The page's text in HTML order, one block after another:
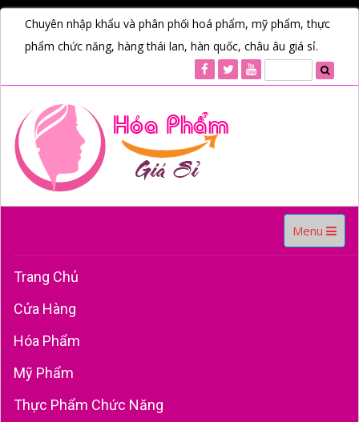
Chuyên nhập khẩu và phân phối hoá phẩm, mỹ phẩm, thực
phẩm chức năng, hàng thái lan, hàn quốc, châu âu giá sỉ.
Toggle
navigation
Menu
Trang Chủ
Cửa Hàng
Hóa Phẩm
Mỹ Phẩm
Thực Phẩm Chức Năng